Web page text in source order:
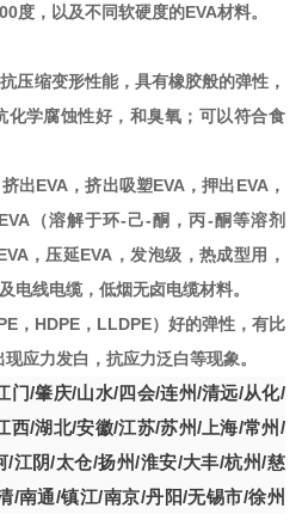
度，以及不同软硬度的EVA材料。
压缩变形性能，具有橡胶般的弹性，
化学腐蚀性好，和臭氧；可以符合食
出EVA ，挤出吸塑EVA ，押出EVA，
EVA（溶解于环-己-酮，丙-酮等溶剂
，压延EVA ，发泡级，热成型用，
及电线电缆，低烟无卤电缆材料。
， HDPE， LLDPE）好的弹性，有比
应力发白，抗应力泛白等现象。
门/肇庆/山水/四会/连州/清远/从化/
西/湖北/安徽/江苏/苏州/上海/常州 /
/江阴/太仓/扬州/淮安/大丰/杭州/慈
/南通/镇江/南京/丹阳/无锡市/徐州